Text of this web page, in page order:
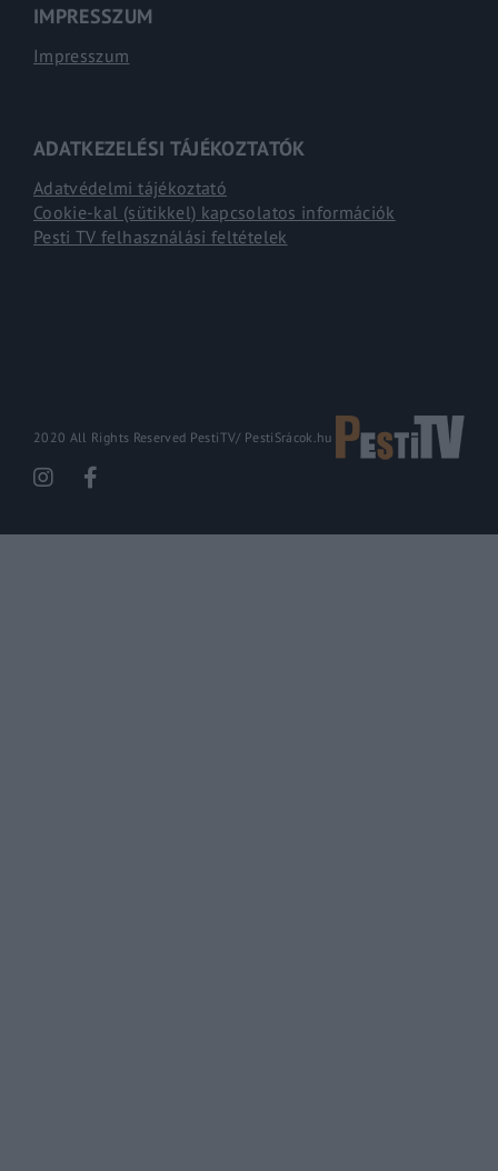
IMPRESSZUM
Impresszum
ADATKEZELÉSI TÁJÉKOZTATÓK
Adatvédelmi tájékoztató
Cookie-kal (sütikkel) kapcsolatos információk
Pesti TV felhasználási feltételek
2020 All Rights Reserved PestiTV/ PestiSrácok.hu